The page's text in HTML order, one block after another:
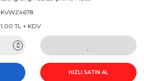
KVWZ4678
1,00 TL + KDV
HIZLI SATIN AL